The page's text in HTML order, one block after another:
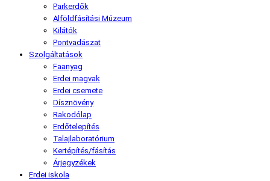
Parkerdők
Alföldfásítási Múzeum
Kilátók
Pontvadászat
Szolgáltatások
Faanyag
Erdei magvak
Erdei csemete
Dísznövény
Rakodólap
Erdőtelepítés
Talajlaboratórium
Kertépítés/fásítás
Árjegyzékek
Erdei iskola